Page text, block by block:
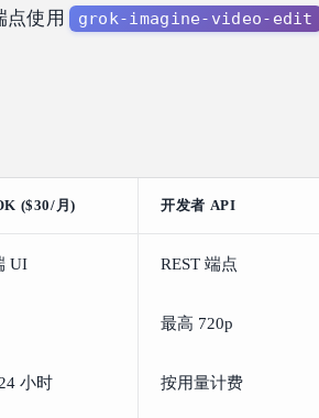
点使用 grok-imagine-video-edit
($30/月) 开发者 API
UI REST 端点
最高 720p
小时 按用量计费